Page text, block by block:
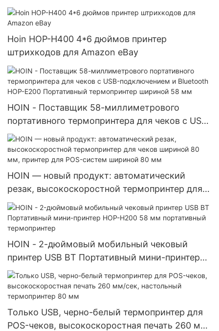
Hoin HOP-H400 4*6 дюймов принтер
штрихкодов для Amazon eBay
HOIN - Поставщик 58-миллиметрового
портативного термопринтера для чеков с USB-
подключением и Bluetooth HOP-E200
Портативный термопринтер шириной 58 мм
HOIN — новый продукт: автоматический
резак, высокоскоростной термопринтер для
чеков шириной 80 мм, принтер для POS-
систем шириной 80 мм
HOIN - 2-дюймовый мобильный чековый
принтер USB BT Портативный мини-принтер
HOP-H200 58 мм портативный термопринтер
Только USB, черно-белый термопринтер для
POS-чеков, высокоскоростная печать 260 мм/